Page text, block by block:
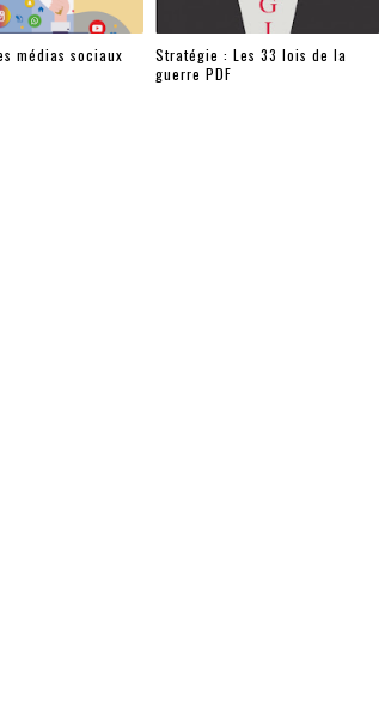
médias sociaux
Stratégie : Les 33 lois de la
guerre PDF